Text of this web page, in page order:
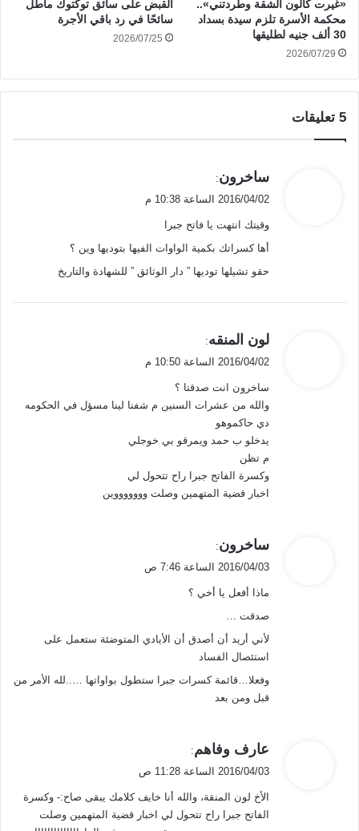
«غيرت كالون الشقة وطردتني»..
محكمة الأسرة تلزم سيدة بسداد
30 ألف جنيه لطليقها
2026/07/29
القبض على سائق توكتوك ماطل
سائحًا في رد باقي الأجرة
2026/07/25
‫5 تعليقات
ي
ل
ساخرون:
2016/04/02 الساعة 10:38 م
وقيتك انتهت يا فاتح جبرا
أها كسراتك بكمية الواوات الفيها بتوديها وين ؟
حقو تشيلها توديها ” دار الوثائق ” للشهادة والتاريخ
ي
ل
لون المنقه:
2016/04/02 الساعة 10:50 م
ساخرون انت صدقتا ؟
والله من عشرات السنين م شفنا لينا مسؤل في الحكومه
دي حاكموهو
يدخلو ب حمد ويمرقو بي خوجلي
م تظن
وكسرة الفاتح جبرا راح تتحول لي
اخبار قضية المتهمين وصلت وووووووين
ي
ل
ساخرون:
2016/04/03 الساعة 7:46 ص
ماذا أفعل يا أخي ؟
صدقت …
لأني أريد أن أصدق أن الأيادي المتوضئة ستعمل على
استئصال الفساد
وفعلا…قائمة كسرات جبرا ستطول بواواتها …..لله الأمر من
قبل ومن بعد
ي
ل
عارف وفاهم :
2016/04/03 الساعة 11:28 ص
الأخ لون المنقة، والله أنا خايف كلامك يبقى صاح:- وكسرة
الفاتح جبرا راح تتحول لي اخبار قضية المتهمين وصلت